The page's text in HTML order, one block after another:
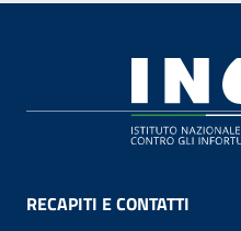
RECAPITI E CONTATTI